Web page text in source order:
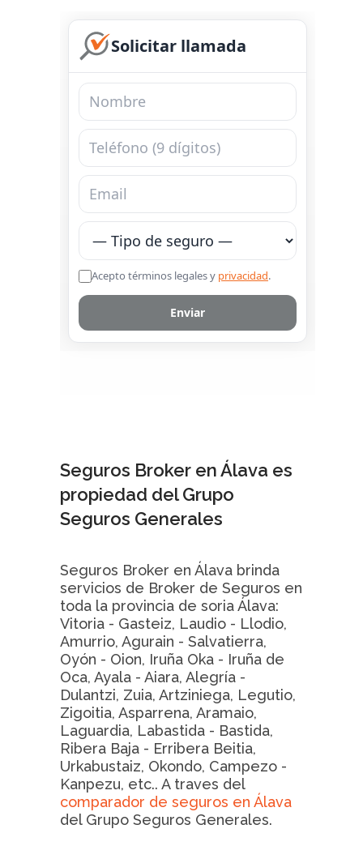
Seguros Broker en Álava es
propiedad del Grupo
Seguros Generales
Seguros Broker en Álava brinda
servicios de Broker de Seguros en
toda la provincia de soria Álava:
Vitoria - Gasteiz, Laudio - Llodio,
Amurrio, Agurain - Salvatierra,
Oyón - Oion, Iruña Oka - Iruña de
Oca, Ayala - Aiara, Alegría -
Dulantzi, Zuia, Artziniega, Legutio,
Zigoitia, Asparrena, Aramaio,
Laguardia, Labastida - Bastida,
Ribera Baja - Erribera Beitia,
Urkabustaiz, Okondo, Campezo -
Kanpezu, etc.. A traves del
comparador de seguros en Álava
del Grupo Seguros Generales.